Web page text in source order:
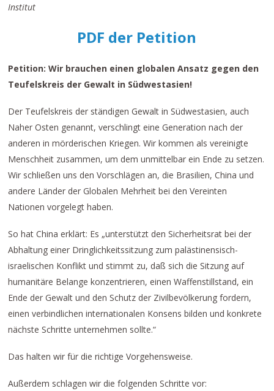
Institut
PDF der Petition
Petition: Wir brauchen einen globalen Ansatz gegen den
Teufelskreis der Gewalt in Südwestasien!
Der Teufelskreis der ständigen Gewalt in Südwestasien, auch
Naher Osten genannt, verschlingt eine Generation nach der
anderen in mörderischen Kriegen. Wir kommen als vereinigte
Menschheit zusammen, um dem unmittelbar ein Ende zu setzen.
Wir schließen uns den Vorschlägen an, die Brasilien, China und
andere Länder der Globalen Mehrheit bei den Vereinten
Nationen vorgelegt haben.
So hat China erklärt: Es „unterstützt den Sicherheitsrat bei der
Abhaltung einer Dringlichkeitssitzung zum palästinensisch-
israelischen Konflikt und stimmt zu, daß sich die Sitzung auf
humanitäre Belange konzentrieren, einen Waffenstillstand, ein
Ende der Gewalt und den Schutz der Zivilbevölkerung fordern,
einen verbindlichen internationalen Konsens bilden und konkrete
nächste Schritte unternehmen sollte.“
Das halten wir für die richtige Vorgehensweise.
Außerdem schlagen wir die folgenden Schritte vor: